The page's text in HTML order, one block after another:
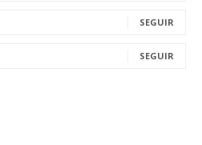
SEGUIR
SEGUIR